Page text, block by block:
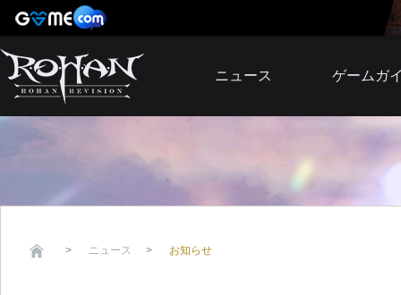
ニュース
アップデート
ゲームガ
ニュース お知らせ